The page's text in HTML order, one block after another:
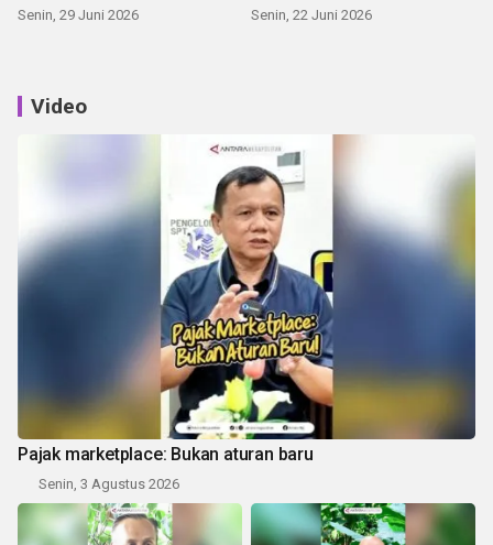
Senin, 29 Juni 2026 Senin, 22 Juni 2026
Video
Pajak marketplace: Bukan aturan baru
Senin, 3 Agustus 2026